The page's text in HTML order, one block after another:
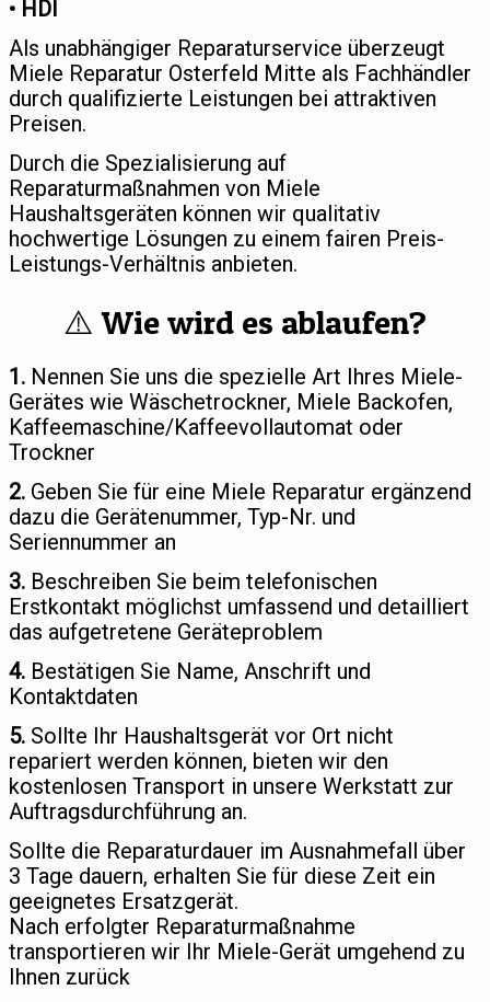
• HDI
Als unabhängiger Reparaturservice überzeugt
Miele Reparatur Osterfeld Mitte als Fachhändler
durch qualifizierte Leistungen bei attraktiven
Preisen.
Durch die Spezialisierung auf
Reparaturmaßnahmen von Miele
Haushaltsgeräten können wir qualitativ
hochwertige Lösungen zu einem fairen Preis-
Leistungs-Verhältnis anbieten.
⚠️ Wie wird es ablaufen?
1. Nennen Sie uns die spezielle Art Ihres Miele-
Gerätes wie Wäschetrockner, Miele Backofen,
Kaffeemaschine/Kaffeevollautomat oder
Trockner
2. Geben Sie für eine Miele Reparatur ergänzend
dazu die Gerätenummer, Typ-Nr. und
Seriennummer an
3. Beschreiben Sie beim telefonischen
Erstkontakt möglichst umfassend und detailliert
das aufgetretene Geräteproblem
4. Bestätigen Sie Name, Anschrift und
Kontaktdaten
5. Sollte Ihr Haushaltsgerät vor Ort nicht
repariert werden können, bieten wir den
kostenlosen Transport in unsere Werkstatt zur
Auftragsdurchführung an.
Sollte die Reparaturdauer im Ausnahmefall über
3 Tage dauern, erhalten Sie für diese Zeit ein
geeignetes Ersatzgerät.
Nach erfolgter Reparaturmaßnahme
transportieren wir Ihr Miele-Gerät umgehend zu
Ihnen zurück